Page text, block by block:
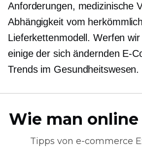
Anforderungen, medizinische
Abhängigkeit vom
Lieferkettenmodell. Werfen
einige der sich ändernden E-
Trends im Gesundheitswesen.
Wie man
Tipps von e-commerce